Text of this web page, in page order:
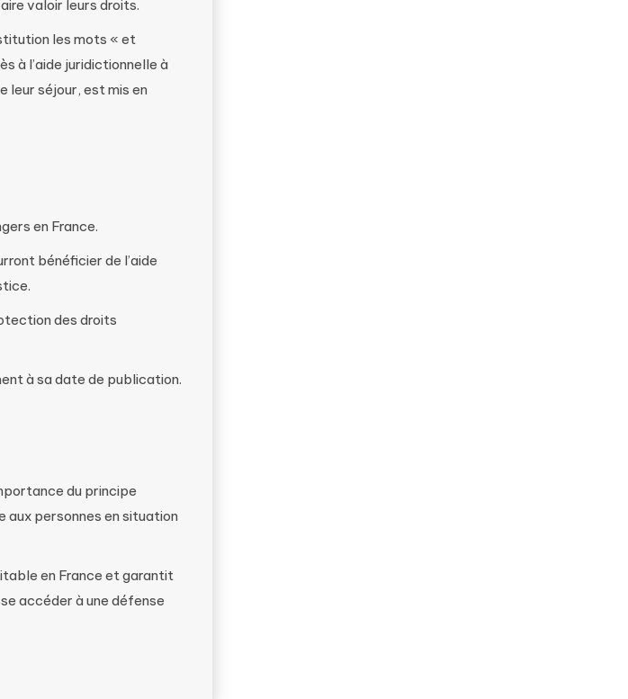
valoir leurs droits.
les mots « et
à l’aide juridictionnelle à
leur séjour, est mis en
en France.
bénéficier de l’aide
des droits
à sa date de publication.
du principe
aux personnes en situation
en France et garantit
accéder à une défense